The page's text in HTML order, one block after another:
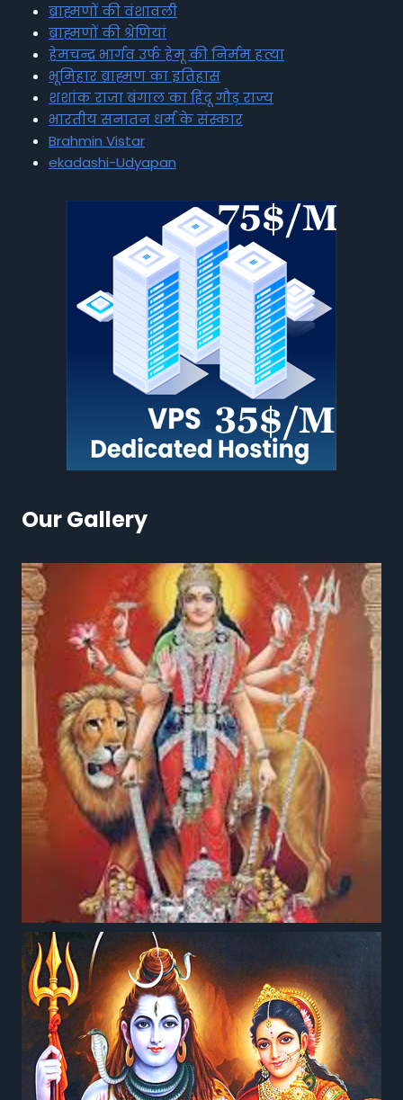
ब्राह्मणों की वंशावली
ब्राह्मणों की श्रेणियां
हेमचन्द्र भार्गव उर्फ हेमू की निर्मम हत्या
भूमिहार ब्राह्मण का इतिहास
शशांक राजा बंगाल का हिंदू गौड़ राज्य
भारतीय सनातन धर्म के संस्कार
Brahmin Vistar
ekadashi-Udyapan
Our Gallery